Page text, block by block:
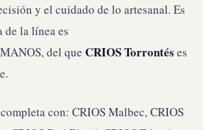
y el cuidado de lo artesanal. Es
de la línea es
del que CRIOS Torrontés es
con: CRIOS Malbec, CRIOS